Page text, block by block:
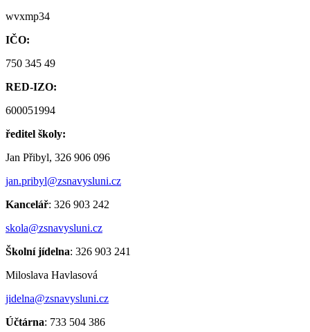
wvxmp34
IČO:
750 345 49
RED-IZO:
600051994
ředitel školy:
Jan Přibyl, 326 906 096
jan.pribyl@zsnavysluni.cz
Kancelář: 326 903 242
skola@zsnavysluni.cz
Školní jídelna: 326 903 241
Miloslava Havlasová
jidelna@zsnavysluni.cz
Účtárna: 733 504 386